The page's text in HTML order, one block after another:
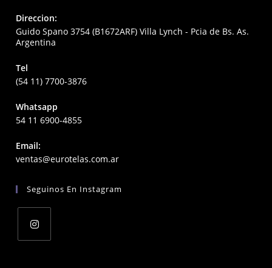
Direccion:
Guido Spano 3754 (B1672ARF) Villa Lynch - Pcia de Bs. As.
Argentina
Tel
(54 11) 7700-3876
Whatsapp
54 11 6900-4855
Email:
ventas@eurotelas.com.arOpens
application
Seguinos En Instagram